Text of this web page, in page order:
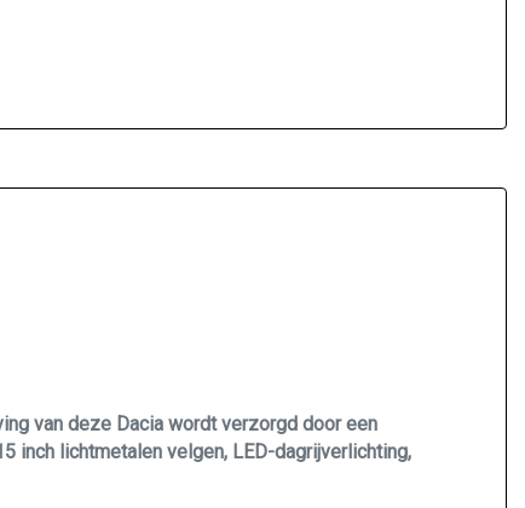
van deze Dacia wordt verzorgd door een
inch lichtmetalen velgen, LED-dagrijverlichting,